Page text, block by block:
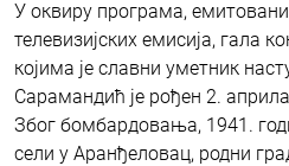
У оквиру програма,
телевизијских емисија, гала
којима је славни уметник
Сарамандић је рођен 2.
Због бомбардовања, 1941.
сели у Аранђеловац, родни